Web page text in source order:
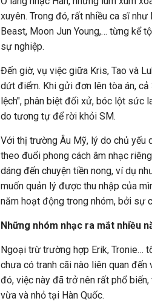
xuyên. Trong đó, rất nhiều ca sĩ như
Beast, Moon Jun Young,… từng kể
sự nghiệp.
Đến giờ, vụ việc giữa Kris, Tao và
dứt điểm. Khi gửi đơn lên tòa án,
lệch", phân biệt đối xử, bóc lột sức
do tương tự để rời khỏi SM.
Với thị trường Âu Mỹ, lý do chủ yếu
theo đuổi phong cách âm nhạc
dáng đến chuyện tiền nong, ví dụ
muốn quản lý được thu nhập của
năm hoạt động trong nhóm, bởi sự
Những nhóm nhạc ra mắt nhiều
Ngoại trừ trường hợp Erik, Tronie…
chưa có tranh cãi nào liên quan
đó, việc này đã trở nên rất phổ
vừa và nhỏ tại Hàn Quốc.